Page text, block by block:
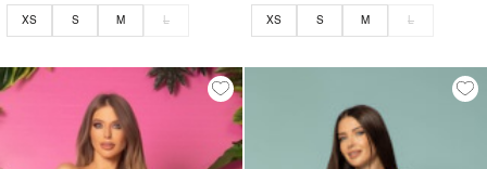
XS S M L XS S M L